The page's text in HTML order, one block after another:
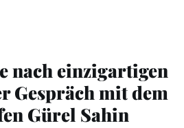
nach einzigartigen
Gespräch mit dem
Gürel Sahin